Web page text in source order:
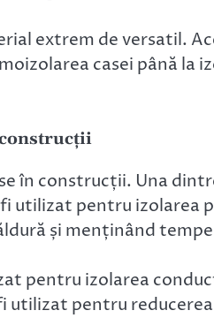
extrem de versatil.
casei până la
în construcții. Una
utilizat pentru izolarea
și menținând
pentru izolarea
utilizat pentru